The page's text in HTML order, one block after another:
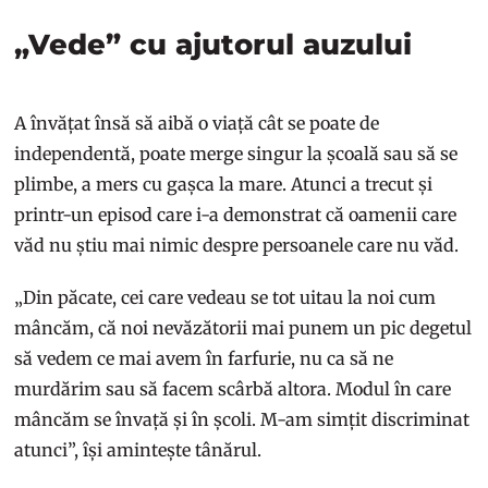
„Vede” cu ajutorul auzului
A învățat însă să aibă o viață cât se poate de
independentă, poate merge singur la școală sau să se
plimbe, a mers cu gașca la mare. Atunci a trecut și
printr-un episod care i-a demonstrat că oamenii care
văd nu știu mai nimic despre persoanele care nu văd.
„Din păcate, cei care vedeau se tot uitau la noi cum
mâncăm, că noi nevăzătorii mai punem un pic degetul
să vedem ce mai avem în farfurie, nu ca să ne
murdărim sau să facem scârbă altora. Modul în care
mâncăm se învață și în școli. M-am simțit discriminat
atunci”, își amintește tânărul.